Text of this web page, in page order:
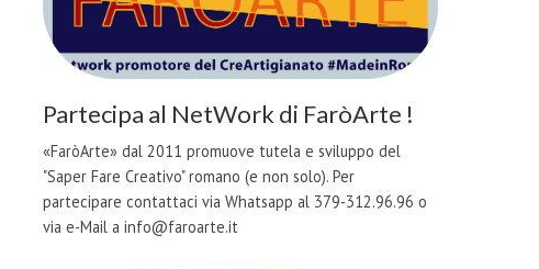
Partecipa al NetWork di FaròArte !
«FaròArte» dal 2011 promuove tutela e sviluppo del
"Saper Fare Creativo" romano (e non solo). Per
partecipare contattaci via Whatsapp al 379-312.96.96 o
via e-Mail a info@faroarte.it